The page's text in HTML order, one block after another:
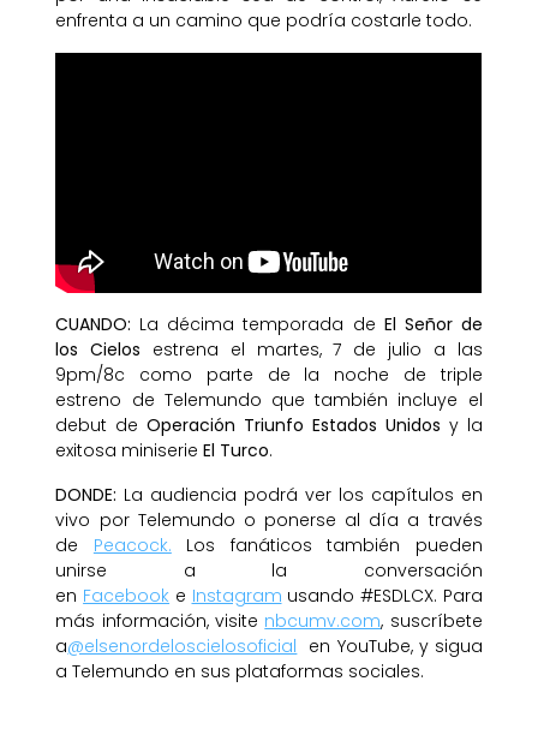
enfrenta a un camino que podría costarle todo.
CUANDO: La décima temporada de El Señor de
los Cielos estrena el martes, 7 de julio a las
9pm/8c como parte de la noche de triple
estreno de Telemundo que también incluye el
debut deOperación Triunfo Estados Unidos y la
exitosa miniserieEl Turco.
DONDE: La audiencia podrá ver los capítulos en
vivo por Telemundo o ponerse al día a través
de Peacock. Los fanáticos también pueden
unirse a la conversación
en Facebook e Instagram usando #ESDLCX. Para
más información, visite nbcumv.com, suscríbete
a@elsenordeloscielosoficial en YouTube, y sigua
a Telemundo en sus plataformas sociales.